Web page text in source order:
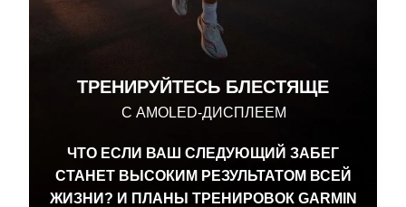
С AMOLED-ДИСПЛЕЕМ
ТРЕНИРУЙТЕСЬ БЛЕСТЯЩЕ
ЧТО ЕСЛИ ВАШ СЛЕДУЮЩИЙ ЗАБЕГ
СТАНЕТ ВЫСОКИМ РЕЗУЛЬТАТОМ ВСЕЙ
ЖИЗНИ? И ПЛАНЫ ТРЕНИРОВОК GARMIN